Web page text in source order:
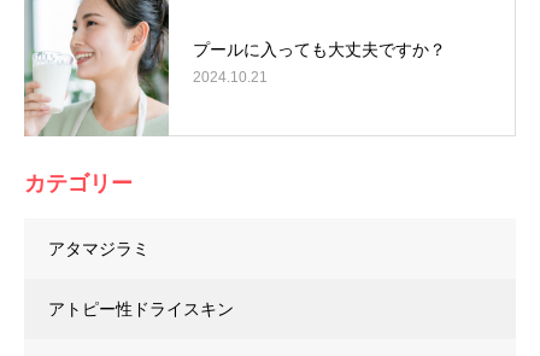
プールに入っても大丈夫ですか？
2024.10.21
カテゴリー
アタマジラミ
アトピー性ドライスキン